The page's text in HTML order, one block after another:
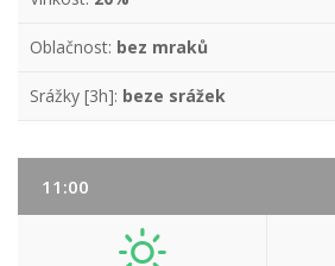
Oblačnost: bez mraků
Srážky [3h]: beze srážek
11:00